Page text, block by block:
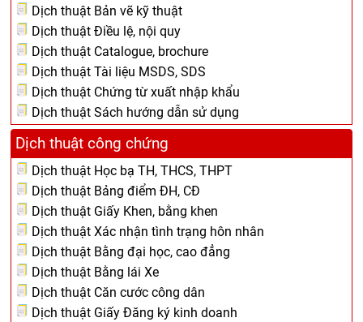
Dịch thuật Bản vẽ kỹ thuật
Dịch thuật Điều lệ, nội quy
Dịch thuật Catalogue, brochure
Dịch thuật Tài liệu MSDS, SDS
Dịch thuật Chứng từ xuất nhập khẩu
Dịch thuật Sách hướng dẫn sử dụng
Dịch thuật công chứng
Dịch thuật Học bạ TH, THCS, THPT
Dịch thuật Bảng điểm ĐH, CĐ
Dịch thuật Giấy Khen, bằng khen
Dịch thuật Xác nhận tình trạng hôn nhân
Dịch thuật Bằng đại học, cao đẳng
Dịch thuật Bằng lái Xe
Dịch thuật Căn cước công dân
Dịch thuật Giấy Đăng ký kinh doanh